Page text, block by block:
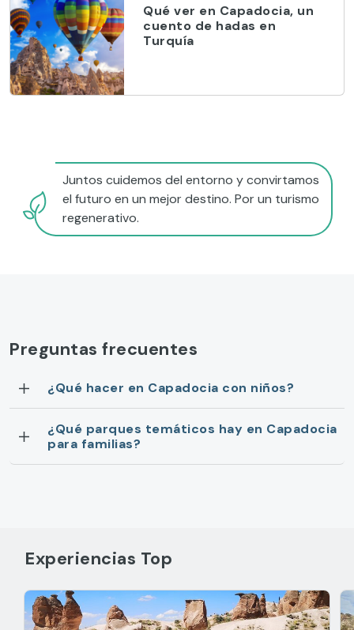
Qué ver en Capadocia, un
cuento de hadas en
Turquía
Juntos cuidemos del entorno y convirtamos
el futuro en un mejor destino. Por un turismo
regenerativo.
Preguntas frecuentes
¿Qué hacer en Capadocia con niños?
¿Qué parques temáticos hay en Capadocia
para familias?
Experiencias Top